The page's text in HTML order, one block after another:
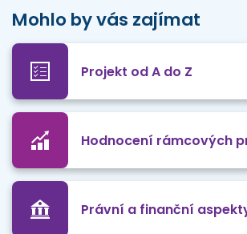
Mohlo by vás zajímat
Projekt od A do Z
Hodnocení rámcových
Právní a finanční